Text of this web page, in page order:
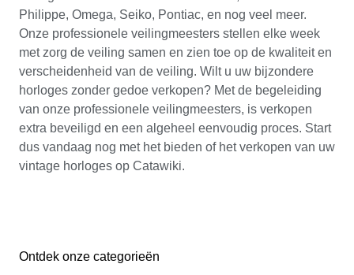
Philippe, Omega, Seiko, Pontiac, en nog veel meer.
Onze professionele veilingmeesters stellen elke week
met zorg de veiling samen en zien toe op de kwaliteit en
verscheidenheid van de veiling. Wilt u uw bijzondere
horloges zonder gedoe verkopen? Met de begeleiding
van onze professionele veilingmeesters, is verkopen
extra beveiligd en een algeheel eenvoudig proces. Start
dus vandaag nog met het bieden of het verkopen van uw
vintage horloges op Catawiki.
Ontdek onze categorieën